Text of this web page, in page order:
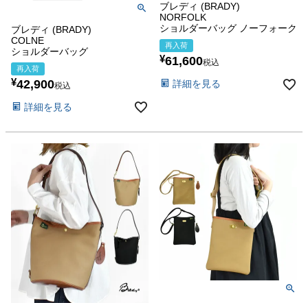
ブレディ (BRADY)
COLNE
ショルダーバッグ
再入荷
¥42,900税込
詳細を見る
ブレディ (BRADY)
NORFOLK
ショルダーバッグ ノーフォーク
再入荷
¥61,600税込
詳細を見る